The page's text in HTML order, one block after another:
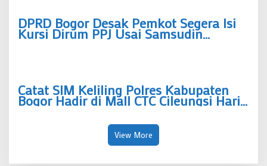
DPRD Bogor Desak Pemkot Segera Isi
Kursi Dirum PPJ Usai Samsudin
Mengundurkan Diri
Catat SIM Keliling Polres Kabupaten
Bogor Hadir di Mall CTC Cileungsi Hari
Ini, Siapkan Tiga Dokumen Ini
View More